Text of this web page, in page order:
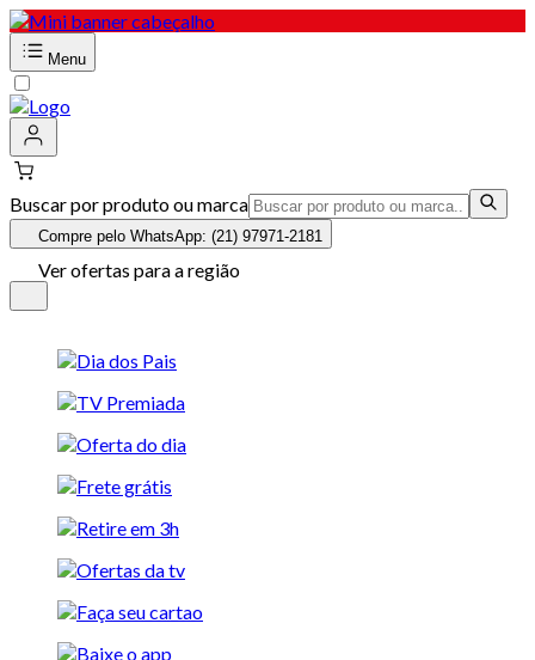
Menu
Buscar por produto ou marca
Compre pelo WhatsApp: (21) 97971-2181
Ver ofertas para a região